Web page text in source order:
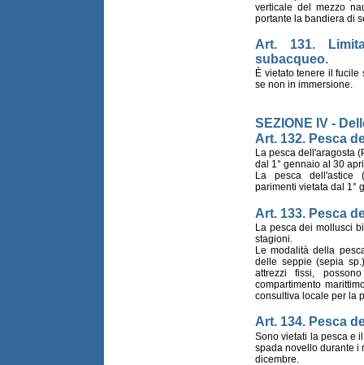
verticale del mezzo
portante la bandiera di
Art. 131.
subacqueo.
È vietato tenere il
se non in immersione.
SEZIONE IV -
Art. 132. Pesca
La pesca dell'aragosta
dal 1° gennaio al 30
La pesca dell'astice
parimenti vietata dal 1°
Art. 133. Pesca
La pesca dei mollusci
stagioni.
Le modalità della
delle seppie (sepia
attrezzi fissi,
compartimento
consultiva locale per la
Art. 134. Pesca
Sono vietati la pesca e
spada novello durante i
dicembre.